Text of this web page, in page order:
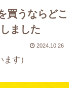
買うならどこ
ました
2024.10.26
す）